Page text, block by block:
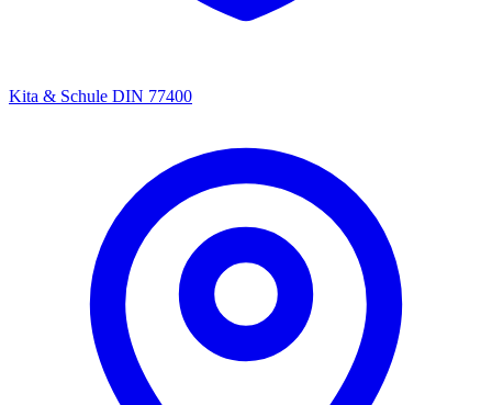
Kita & Schule DIN 77400